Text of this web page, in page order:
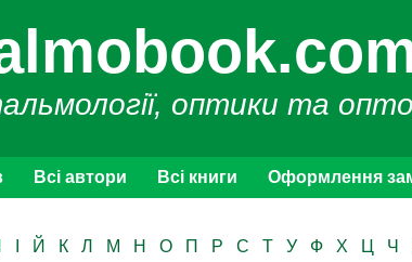
оптики та
Всі автори Всі книги Оформлення
Й К Л М Н О П Р С Т У Ф Х Ц Ч